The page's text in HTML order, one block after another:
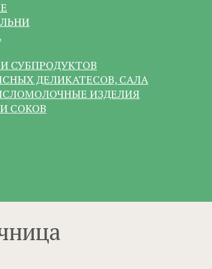
СУБПРОДУКТОВ
ДЕЛИКАТЕСОВ, САЛА
ИЗДЕЛИЯ
СОКОВ